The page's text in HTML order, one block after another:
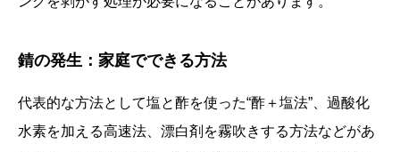
錆の発生：家庭でできる方法
代表的な方法として塩と酢を使った“酢＋塩法”、過酸化
水素を加える高速法、漂白剤を霧吹きする方法などがあ